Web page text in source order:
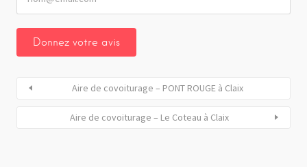
Aire de covoiturage – PONT ROUGE à Claix
Aire de covoiturage – Le Coteau à Claix